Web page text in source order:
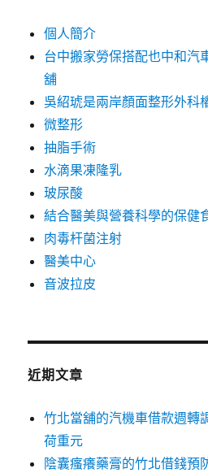
個人簡介
台中搬家勞保搭配也中和汽
舖
吳紹琥是兩岸顏面整形外科
微整形
抽脂手術
水滴果凍隆乳
玻尿酸
結合醫美與營養科學的保健
肉毒杆菌注射
醫美中心
音波拉皮
近期文章
竹北當舖的汽機車借款週轉
荷重元
陰囊瘙癢藥膏的竹北借錢預